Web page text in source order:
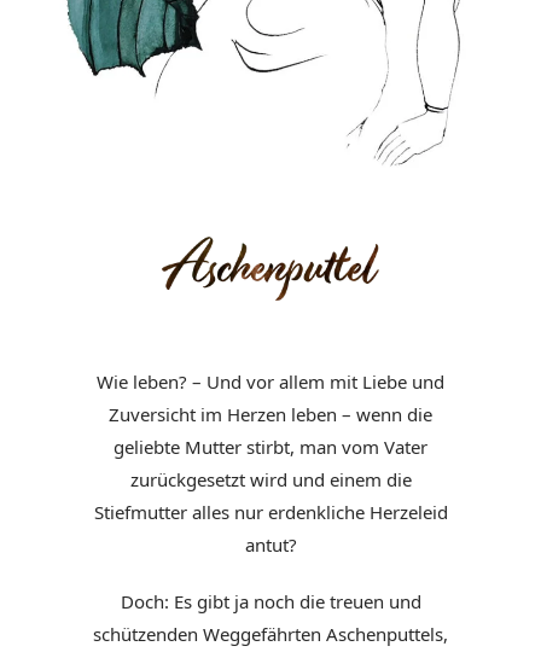
Wie leben? – Und vor allem mit Liebe und
Zuversicht im Herzen leben – wenn die
geliebte Mutter stirbt, man vom Vater
zurückgesetzt wird und einem die
Stiefmutter alles nur erdenkliche Herzeleid
antut?
Doch: Es gibt ja noch die treuen und
schützenden Weggefährten Aschenputtels,